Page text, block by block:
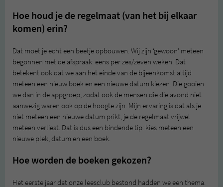
Hoe houd je de regelmaat (van het bij elkaar
komen) erin?
Dat moet je echt een beetje opbouwen. Wij zijn ‘gewoon’ meteen
begonnen met de afspraak: eens per zes/zeven weken. Dat
betekent ook dat we aan het einde van de bijeenkomst altijd
meteen een nieuw boek en een nieuwe datum kiezen. Die gooien
we dan in de appgroep, zodat ook de mensen die die avond niet
aanwezig waren ook op de hoogte zijn. Mijn ervaring is dat als je
niet meteen een nieuwe datum prikt, je de regelmaat vrijwel
meteen verliest. Dat is dus een bindende tip: kies meteen een
nieuwe plek, datum en een boek.
Hoe worden de boeken gekozen?
Het eerste jaar dat onze leesclub bestond hadden we een thema.